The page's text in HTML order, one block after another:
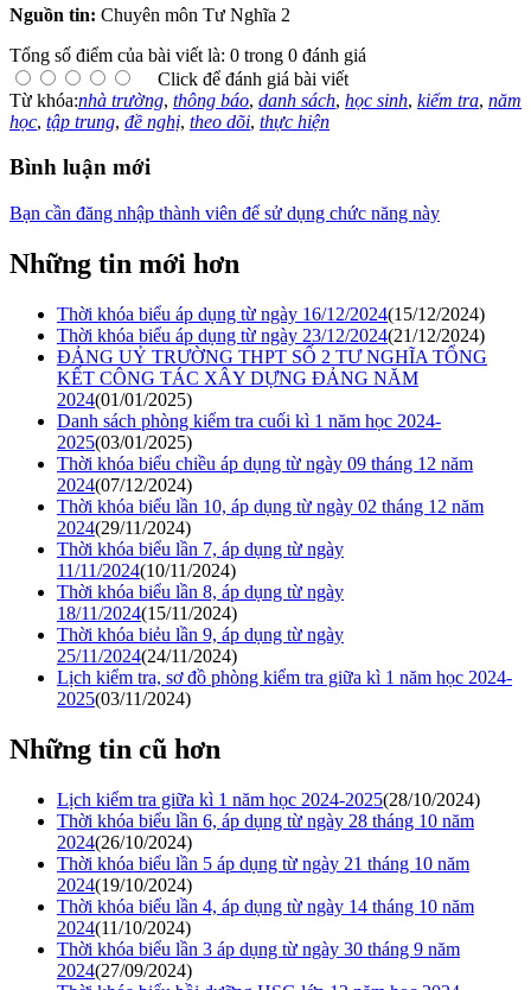
Nguồn tin: Chuyên môn Tư Nghĩa 2
Tổng số điểm của bài viết là: 0 trong 0 đánh giá
Click để đánh giá bài viết
Từ khóa:nhà trường, thông báo, danh sách, học sinh, kiểm tra, năm
học, tập trung, đề nghị, theo dõi, thực hiện
Bình luận mới
Bạn cần đăng nhập thành viên để sử dụng chức năng này
Những tin mới hơn
Thời khóa biểu áp dụng từ ngày 16/12/2024(15/12/2024)
Thời khóa biểu áp dụng từ ngày 23/12/2024(21/12/2024)
ĐẢNG UỶ TRƯỜNG THPT SỐ 2 TƯ NGHĨA TỔNG
KẾT CÔNG TÁC XÂY DỰNG ĐẢNG NĂM
2024(01/01/2025)
Danh sách phòng kiểm tra cuối kì 1 năm học 2024-
2025(03/01/2025)
Thời khóa biểu chiều áp dụng từ ngày 09 tháng 12 năm
2024(07/12/2024)
Thời khóa biểu lần 10, áp dụng từ ngày 02 tháng 12 năm
2024(29/11/2024)
Thời khóa biểu lần 7, áp dụng từ ngày
11/11/2024(10/11/2024)
Thời khóa biểu lần 8, áp dụng từ ngày
18/11/2024(15/11/2024)
Thời khóa biẻu lần 9, áp dụng từ ngày
25/11/2024(24/11/2024)
Lịch kiểm tra, sơ đồ phòng kiểm tra giữa kì 1 năm học 2024-
2025(03/11/2024)
Những tin cũ hơn
Lịch kiểm tra giữa kì 1 năm học 2024-2025(28/10/2024)
Thời khóa biểu lần 6, áp dụng từ ngày 28 tháng 10 năm
2024(26/10/2024)
Thời khóa biểu lần 5 áp dụng từ ngày 21 tháng 10 năm
2024(19/10/2024)
Thời khóa biểu lần 4, áp dụng từ ngày 14 tháng 10 năm
2024(11/10/2024)
Thời khóa biểu lần 3 áp dụng từ ngày 30 tháng 9 năm
2024(27/09/2024)